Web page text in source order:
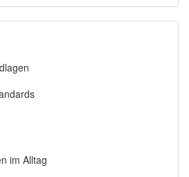
im Alltag